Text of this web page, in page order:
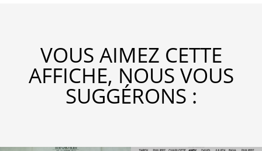
VOUS AIMEZ CETTE
AFFICHE, NOUS VOUS
SUGGÉRONS :